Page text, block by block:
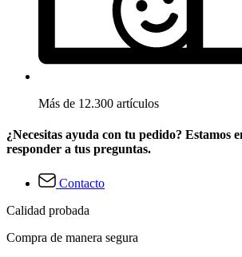
Más de 12.300 artículos
¿Necesitas ayuda con tu pedido? Estamos
responder a tus preguntas.
Contacto
Calidad probada
Compra de manera segura